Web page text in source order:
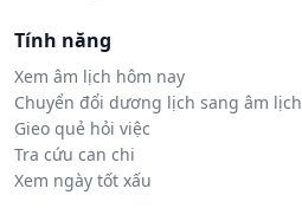
Tính năng
Xem âm lịch hôm nay
Chuyển đổi dương lịch sang âm lịch
Gieo quẻ hỏi việc
Tra cứu can chi
Xem ngày tốt xấu